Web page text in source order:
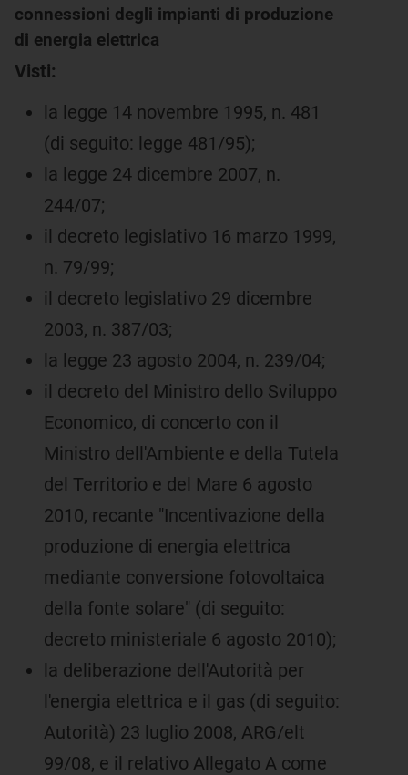
connessioni degli impianti di produzione
di energia elettrica
Visti:
la legge 14 novembre 1995, n. 481
(di seguito: legge 481/95);
la legge 24 dicembre 2007, n.
244/07;
il decreto legislativo 16 marzo 1999,
n. 79/99;
il decreto legislativo 29 dicembre
2003, n. 387/03;
la legge 23 agosto 2004, n. 239/04;
il decreto del Ministro dello Sviluppo
Economico, di concerto con il
Ministro dell'Ambiente e della Tutela
del Territorio e del Mare 6 agosto
2010, recante "Incentivazione della
produzione di energia elettrica
mediante conversione fotovoltaica
della fonte solare" (di seguito:
decreto ministeriale 6 agosto 2010);
la deliberazione dell'Autorità per
l'energia elettrica e il gas (di seguito:
Autorità) 23 luglio 2008, ARG/elt
99/08, e il relativo Allegato A come